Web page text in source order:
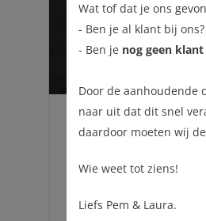
Wat tof dat je ons
- Ben je al klant bij
- Ben je nog geen
Door de aanhoudende
naar uit dat dit snel
daardoor moeten wij
Wie weet tot ziens!
Liefs Pem & Laura.